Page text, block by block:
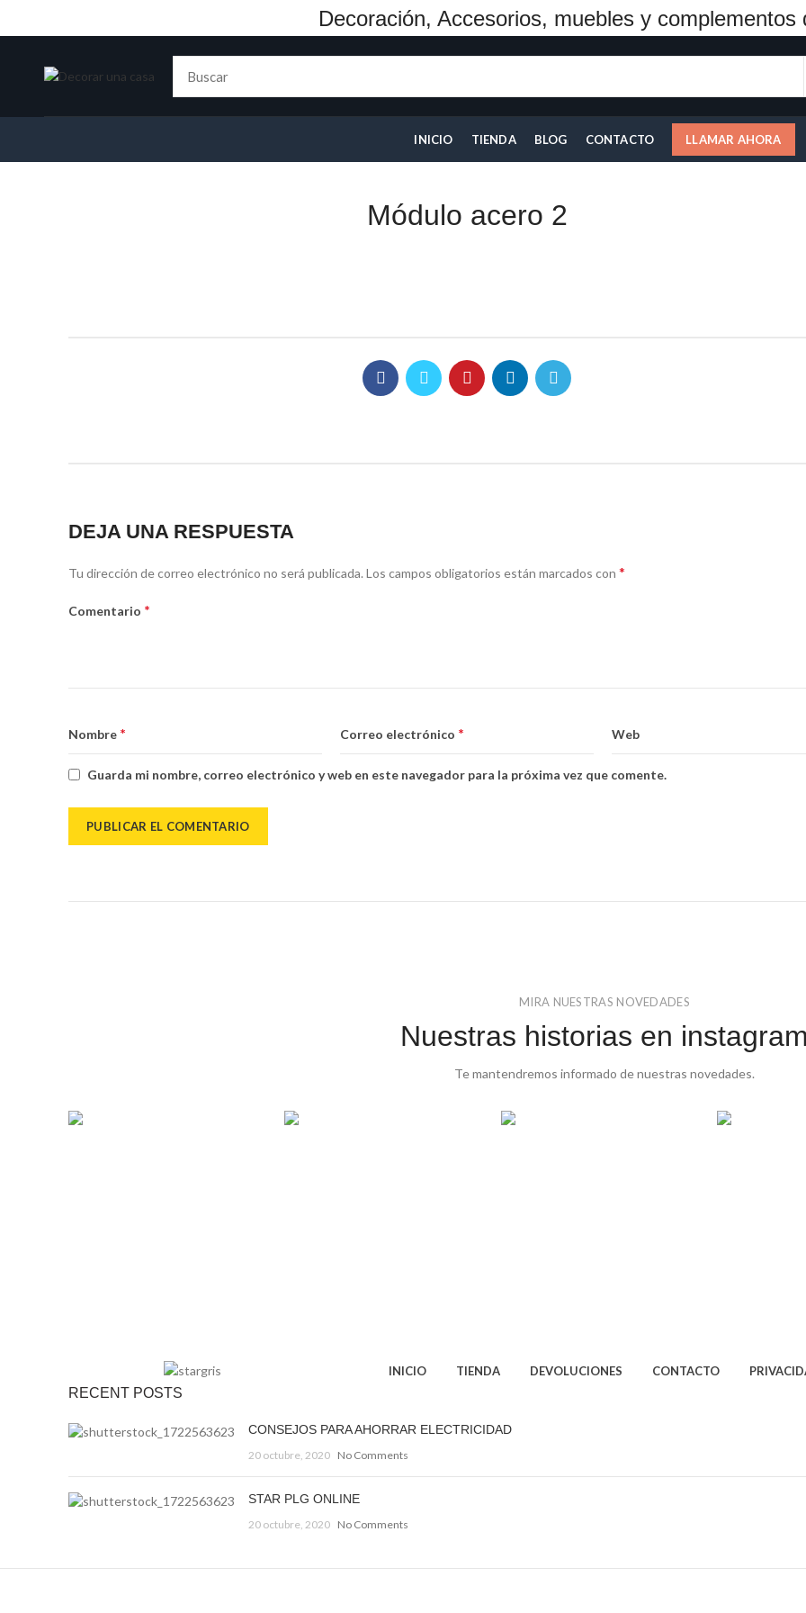
Decoración, Accesorios, muebles y complementos
INICIO TIENDA BLOG CONTACTO LLAMAR AHORA
Módulo acero 2
DEJA UNA RESPUESTA
Tu dirección de correo electrónico no será publicada.Los campos obligatorios están marcados con *
Comentario *
Nombre * Correo electrónico * Web
Guarda mi nombre, correo electrónico y web en este navegador para la próxima vez que comente.
MIRA NUESTRAS NOVEDADES
Nuestras historias en
Te mantendremos informado de nuestras novedades.
INICIO TIENDA DEVOLUCIONES CONTACTO
RECENT POSTS
CONSEJOS PARA AHORRAR ELECTRICIDAD
20 octubre, 2020 No Comments
STAR PLG ONLINE
20 octubre, 2020 No Comments